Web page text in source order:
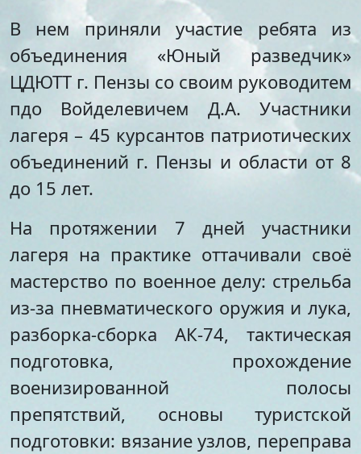
Морское многоборье
Волейбол
Тхэквондо
Художественная
гимнастика
Фитнес-аэробика
Киокусинкай
Шахматы
Технический
Мотоспорт
Новостная студия
Стипендии и меры
поддержки обучающихся
Международное
сотрудничество
Организация питания в
образовательной
организации
Документы по АХЧ
Педагогический салон
В нем приняли участие ребята из
объединения «Юный разведчик»
ЦДЮТТ г. Пензы со своим руководитем
пдо Войделевичем Д.А. Участники
лагеря – 45 курсантов патриотических
объединений г. Пензы и области от 8
до 15 лет.
На протяжении 7 дней участники
лагеря на практике оттачивали своё
мастерство по военное делу: стрельба
из-за пневматического оружия и лука,
разборка-сборка АК-74, тактическая
подготовка, прохождение
военизированной полосы
препятствий, основы туристской
подготовки: вязание узлов, переправа